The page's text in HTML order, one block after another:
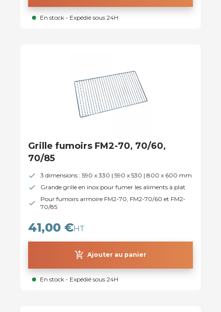
En stock - Expédié sous 24H
Grille fumoirs FM2-70, 70/60,
70/85
3 dimensions : 590 x 330 | 590 x 530 | 800 x 600 mm
Grande grille en inox pour fumer les aliments à plat
Pour fumoirs armoire FM2-70, FM2-70/60 et FM2-
70/85
41,00 €HT
add_shopping_cart Ajouter au panier
En stock - Expédié sous 24H